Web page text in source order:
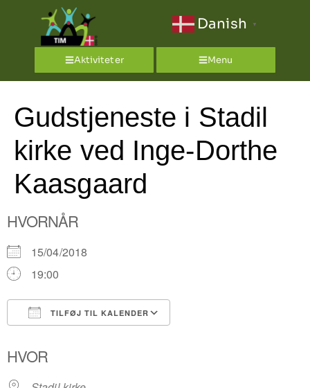
Danish ▼
Aktiviteter Menu
Gudstjeneste i Stadil
kirke ved Inge-Dorthe
Kaasgaard
HVORNÅR
15/04/2018
19:00
TILFØJ TIL KALENDER
HVOR